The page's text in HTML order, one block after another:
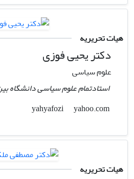
هیات تحریریه
دکتر یحیی فوزی
علوم سیاسی
استادتمام علوم سیاسی دانشگاه
yahoo.com
هیات تحریریه